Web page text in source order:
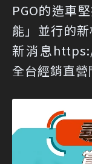
PGO的造車
能」並行的
新消息
全台經銷直營